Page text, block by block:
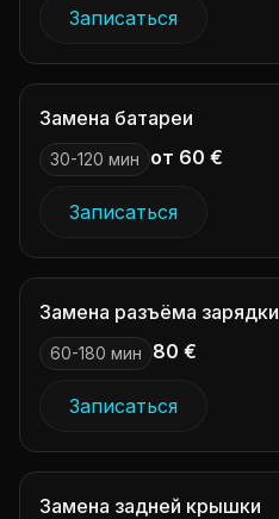
Записаться
Замена батареи
30-120 мин от 60 €
Записаться
Замена разъёма зарядки
60-180 мин 80 €
Записаться
Замена задней крышки